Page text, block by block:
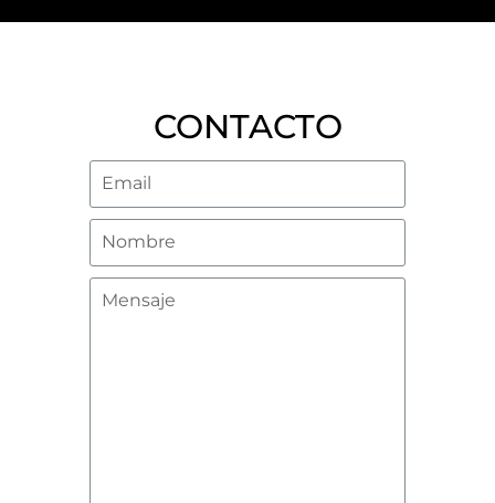
CONTACTO